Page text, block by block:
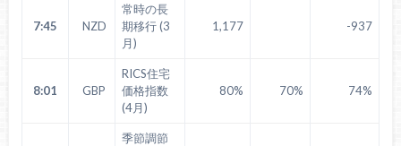
7:45 NZD
常時の長
期移行 (3
月)
1,177 -937
8:01 GBP
RICS住宅
価格指数
(4月)
80% 70% 74%
季節調節